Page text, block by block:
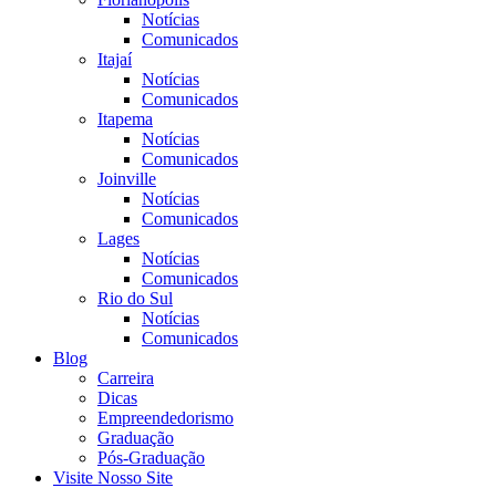
Notícias
Comunicados
Itajaí
Notícias
Comunicados
Itapema
Notícias
Comunicados
Joinville
Notícias
Comunicados
Lages
Notícias
Comunicados
Rio do Sul
Notícias
Comunicados
Blog
Carreira
Dicas
Empreendedorismo
Graduação
Pós-Graduação
Visite Nosso Site